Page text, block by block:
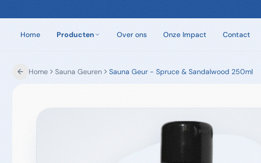
Home Producten
Chloorvrij Spa Onderhoud
Wateronderhoud zonder chloor. Eén dosis per
Spa
Over ons Onze Impact Contact
Home Sauna Geuren Sauna Geur - Spruce & Sandalwood 250ml